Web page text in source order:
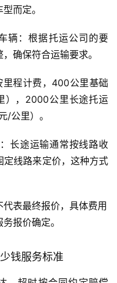
而定。
辆：根据托运公司的要
确保符合运输要求。
程计费，400公里基础
），2000公里长途托运
/公里）。
长途运输通常按线路收
定线路来定价，这种方式
表最终报价，具体费用
报价确定。
钱服务标准